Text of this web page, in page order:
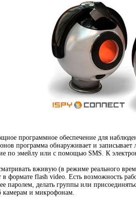
программное обеспечение для
программа обнаруживает и записывает
по эмейлу или с помощью SMS. К
вживую (в режиме реального
формате flash video. Есть возможность
паролем, делать группы или
камерам и микрофонам.